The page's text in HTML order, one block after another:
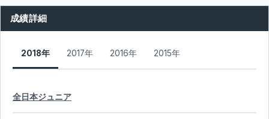
成績詳細
2018年 2017年 2016年 2015年
全日本ジュニア